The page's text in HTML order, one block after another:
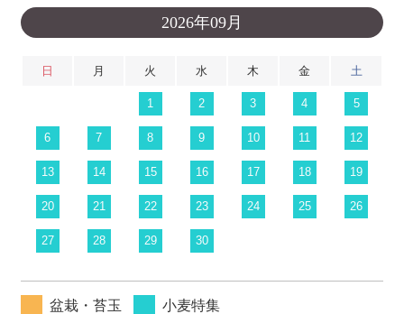
2026年09月
日 月 火 水 木 金 土
1 2 3 4 5
6 7 8 9 10 11 12
13 14 15 16 17 18 19
20 21 22 23 24 25 26
27 28 29 30
盆栽・苔玉 小麦特集